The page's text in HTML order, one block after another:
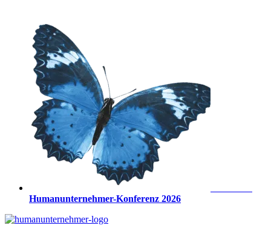
springen
Humanunternehmer-Konferenz 2026